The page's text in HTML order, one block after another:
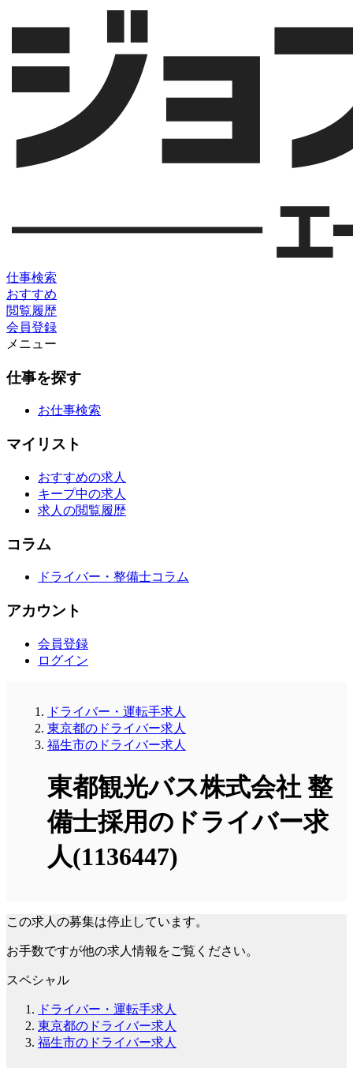
仕事検索
おすすめ
閲覧履歴
会員登録
メニュー
仕事を探す
お仕事検索
マイリスト
おすすめの求人
キープ中の求人
求人の閲覧履歴
コラム
ドライバー・整備士コラム
アカウント
会員登録
ログイン
ドライバー・運転手求人
東京都のドライバー求人
福生市のドライバー求人
東都観光バス株式会社 整
備士採用のドライバー求
人(1136447)
この求人の募集は停止しています。
お手数ですが他の求人情報をご覧ください。
スペシャル
ドライバー・運転手求人
東京都のドライバー求人
福生市のドライバー求人